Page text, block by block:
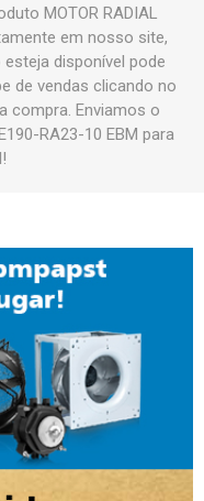
MOTOR RADIAL
em nosso site,
disponível pode
de vendas clicando no
compra. Enviamos o
RA23-10 EBM para